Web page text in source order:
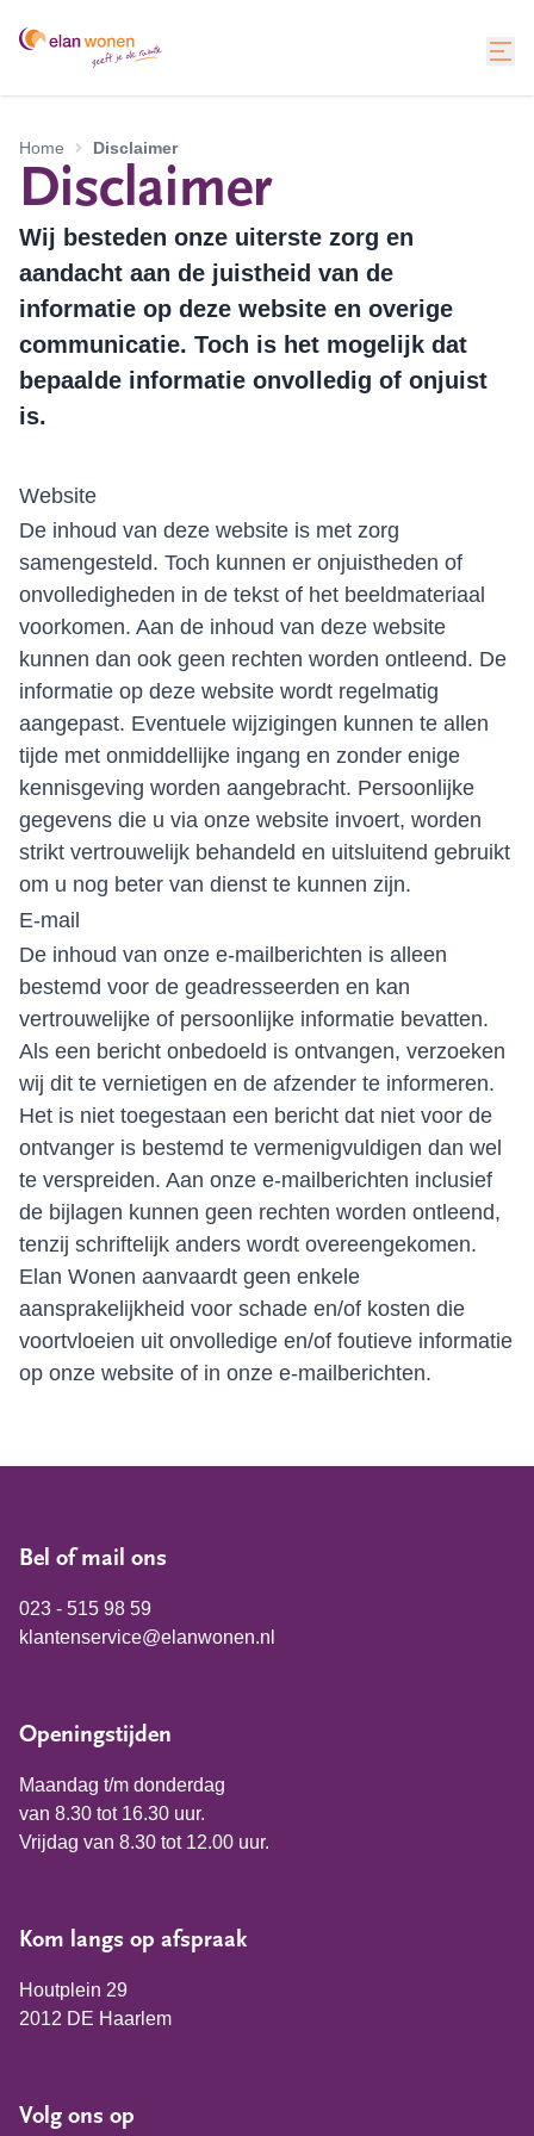
Home Disclaimer
Disclaimer
Wij besteden onze uiterste zorg en
aandacht aan de juistheid van de
informatie op deze website en overige
communicatie. Toch is het mogelijk dat
bepaalde informatie onvolledig of onjuist
is.
Website
De inhoud van deze website is met zorg
samengesteld. Toch kunnen er onjuistheden of
onvolledigheden in de tekst of het beeldmateriaal
voorkomen. Aan de inhoud van deze website
kunnen dan ook geen rechten worden ontleend. De
informatie op deze website wordt regelmatig
aangepast. Eventuele wijzigingen kunnen te allen
tijde met onmiddellijke ingang en zonder enige
kennisgeving worden aangebracht. Persoonlijke
gegevens die u via onze website invoert, worden
strikt vertrouwelijk behandeld en uitsluitend gebruikt
om u nog beter van dienst te kunnen zijn.
E-mail
De inhoud van onze e-mailberichten is alleen
bestemd voor de geadresseerden en kan
vertrouwelijke of persoonlijke informatie bevatten.
Als een bericht onbedoeld is ontvangen, verzoeken
wij dit te vernietigen en de afzender te informeren.
Het is niet toegestaan een bericht dat niet voor de
ontvanger is bestemd te vermenigvuldigen dan wel
te verspreiden. Aan onze e-mailberichten inclusief
de bijlagen kunnen geen rechten worden ontleend,
tenzij schriftelijk anders wordt overeengekomen.
Elan Wonen aanvaardt geen enkele
aansprakelijkheid voor schade en/of kosten die
voortvloeien uit onvolledige en/of foutieve informatie
op onze website of in onze e-mailberichten.
Bel of mail ons
023 - 515 98 59
klantenservice@elanwonen.nl
Openingstijden
Maandag t/m donderdag
van 8.30 tot 16.30 uur.
Vrijdag van 8.30 tot 12.00 uur.
Kom langs op afspraak
Houtplein 29
2012 DE Haarlem
Volg ons op